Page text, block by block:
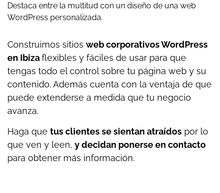
Destaca entre la multitud con un diseño de una web
WordPress personalizada.
Construimos sitios web corporativos WordPress
en Ibizaflexibles y fáciles de usar para que
tengas todo el control sobre tu página web y su
contenido. Además cuenta con la ventaja de que
puede extenderse a medida que tu negocio
avanza.
Haga que tus clientes se sientan atraídos por lo
que ven y leen, y decidan ponerse en contacto
para obtener más información.